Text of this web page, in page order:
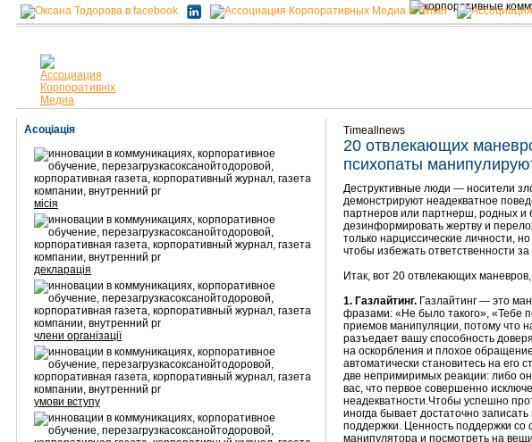
Асоціація
місія
декларація
члени організації
умови вступу
Timeallnews
20 отвлекающих
психопаты
Деструктивные люди — носители
демонстрируют неадекватное
партнеров или партнерш, родных и
дезинформировать жертву и
только нарциссические личности,
чтобы избежать ответственности
Итак, вот 20 отвлекающих
1. Газлайтинг. Газлайтинг — это
фразами: «Не было такого», «Тебе
приемов манипуляции, потому что
разъедает вашу способность
на оскорбления и плохое
автоматически становитесь на его
две непримиримых реакции: либо
вас, что первое совершенно
неадекватности.Чтобы успешно
иногда бывает достаточно
поддержки. Ценность поддержки со
манипулятора и посмотреть на